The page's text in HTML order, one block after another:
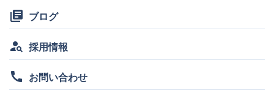
library_books ブログ
person_search 採用情報
call お問い合わせ